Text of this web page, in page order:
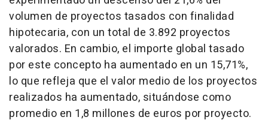
volumen de proyectos tasados con finalidad
hipotecaria, con un total de 3.892 proyectos
valorados. En cambio, el importe global tasado
por este concepto ha aumentado en un 15,71%,
lo que refleja que el valor medio de los proyectos
realizados ha aumentado, situándose como
promedio en 1,8 millones de euros por proyecto.